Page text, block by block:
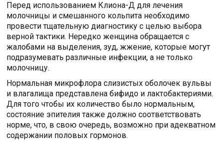
Перед использованием Клиона-Д для лечения
молочницы и смешанного кольпита необходимо
провести тщательную диагностику с целью выбора
верной тактики. Нередко женщина обращается с
жалобами на выделения, зуд, жжение, которые могут
подразумевать различные инфекции, а не только
молочницу.
Нормальная микрофлора слизистых оболочек вульвы
и влагалища представлена бифидо и лактобактериями.
Для того чтобы их количество было нормальным,
состояние эпителия также должно соответствовать
норме, что, в свою очередь, возможно при адекватном
содержании половых гормонов.